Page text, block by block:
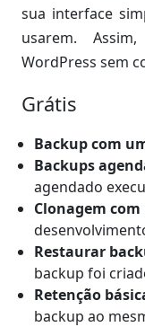
sua interface
usarem.
WordPress sem
Grátis
Backup com
Backups
agendado
Clonagem
Restaurar
backup foi
Retenção
backup ao